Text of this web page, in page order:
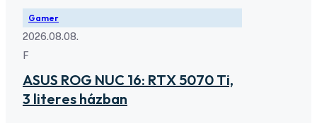
Gamer
2026.08.08.
F
ASUS ROG NUC 16: RTX 5070 Ti,
3 literes házban